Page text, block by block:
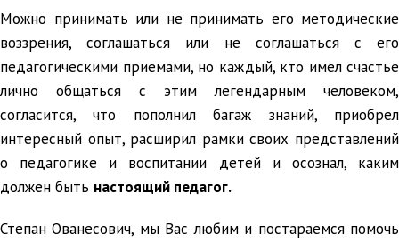
Можно принимать или не принимать его методические
воззрения, соглашаться или не соглашаться с его
педагогическими приемами, но каждый, кто имел счастье
лично общаться с этим легендарным человеком,
согласится, что пополнил багаж знаний, приобрел
интересный опыт, расширил рамки своих представлений
о педагогике и воспитании детей и осознал, каким
должен быть настоящий педагог.
Степан Ованесович, мы Вас любим и постараемся помочь